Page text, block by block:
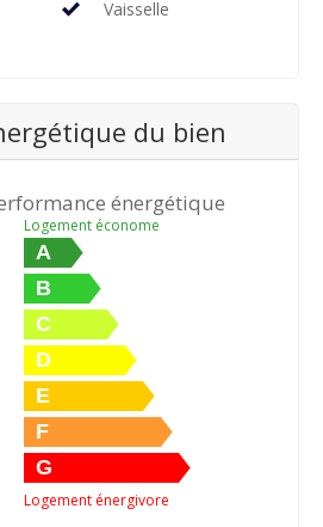
Vaisselle
du bien
énergétique
Logement économe
A
B
C
D
E
F
G
Logement énergivore